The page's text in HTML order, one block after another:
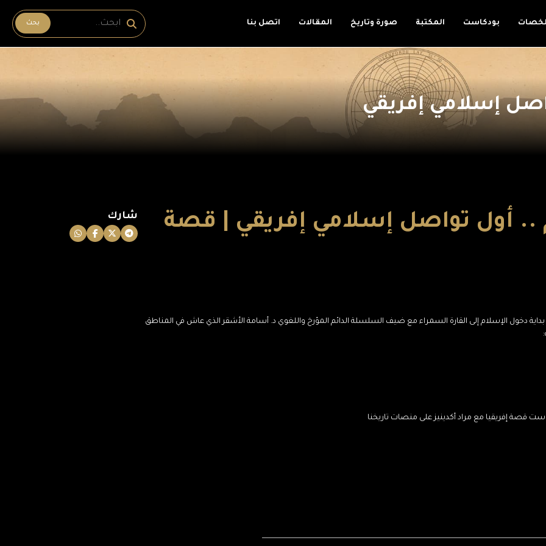
بودكاست المكتبة صورة وتاريخ المقالات اتصل بنا بحث
إسلامي إفريقي
أول تواصل إسلامي إفريقي | قصة
دخول الإسلام إلى القارة السمراء مع ضيف السلسلة الدائم المؤرخ واللغوي د. أسامة الأشقر الذي عاش في المناطق
قصة إفريقيا مع مراد أكدينيز على منصات تاريخنا
شارك